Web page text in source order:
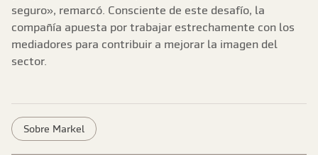
seguro», remarcó. Consciente de este desafío, la
compañía apuesta por trabajar estrechamente con los
mediadores para contribuir a mejorar la imagen del
sector.
Sobre Markel